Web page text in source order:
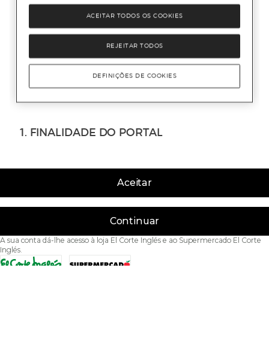
Aceitar
Continuar
A sua conta dá-lhe acesso à loja El Corte Inglés e ao Supermercado El Corte
Inglés.